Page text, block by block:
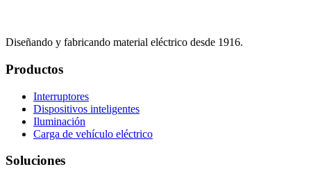
Diseñando y fabricando material eléctrico desde 1916.
Productos
Interruptores
Dispositivos inteligentes
Iluminación
Carga de vehículo eléctrico
Soluciones